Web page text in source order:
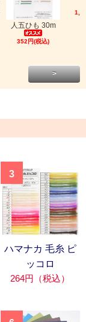
人五ひも 30m
352円(税込)
>
3
ハマナカ 毛糸 ピ
ッコロ
264円（税込）